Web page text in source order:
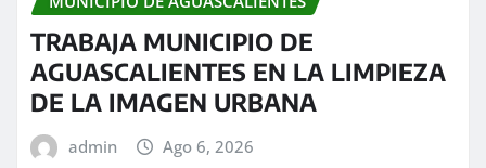
TRABAJA MUNICIPIO DE
AGUASCALIENTES EN LA LIMPIEZA
DE LA IMAGEN URBANA
admin Ago 6, 2026